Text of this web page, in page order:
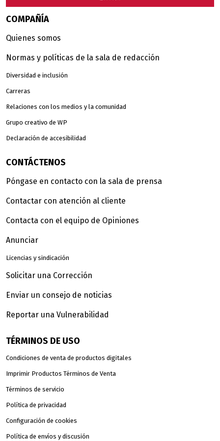
COMPAÑÍA
Quienes somos
Normas y políticas de la sala de redacción
Diversidad e inclusión
Carreras
Relaciones con los medios y la comunidad
Grupo creativo de WP
Declaración de accesibilidad
CONTÁCTENOS
Póngase en contacto con la sala de prensa
Contactar con atención al cliente
Contacta con el equipo de Opiniones
Anunciar
Licencias y sindicación
Solicitar una Corrección
Enviar un consejo de noticias
Reportar una Vulnerabilidad
TÉRMINOS DE USO
Condiciones de venta de productos digitales
Imprimir Productos Términos de Venta
Términos de servicio
Política de privacidad
Configuración de cookies
Política de envíos y discusión